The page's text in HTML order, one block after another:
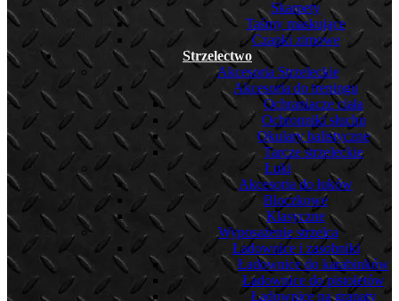
Skarpety
Taśmy maskujące
Czapki zimowe
Strzelectwo
Akcesoria Strzeleckie
Akcesoria do treningu
Ochraniacze ciała
Ochronniki słuchu
Okulary balistyczne
Tarcze strzeleckie
Łuki
Akcesoria do łuków
Bloczkowe
Klasyczne
Wyposażenie strzelca
Ładownice i zasobniki
Ładownice do karabinków
Ładownice do pistoletów
Ładownice na granaty